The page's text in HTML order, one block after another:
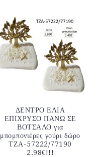
ΔΕΝΤΡΟ ΕΛΙΑ
ΕΠΙΧΡΥΣΟ ΠΑΝΩ ΣΕ
ΒΟΤΣΑΛΟ για
μπομπονιέρες γούρι δώρο
ΤΖΑ-57222/77190
2.98€!!!